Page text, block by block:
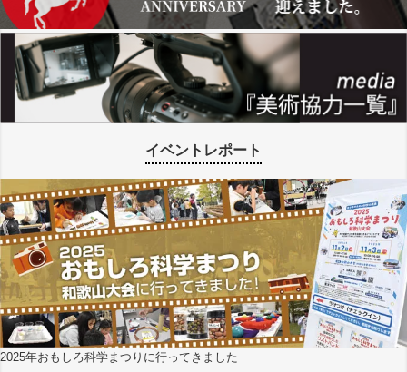
イベントレポート
2025年おもしろ科学まつりに行ってきました